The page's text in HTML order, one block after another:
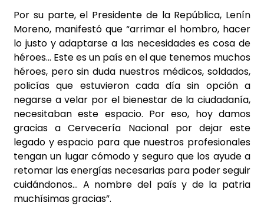
Por su parte, el Presidente de la República, Lenín
Moreno, manifestó que “arrimar el hombro, hacer
lo justo y adaptarse a las necesidades es cosa de
héroes… Este es un país en el que tenemos muchos
héroes, pero sin duda nuestros médicos, soldados,
policías que estuvieron cada día sin opción a
negarse a velar por el bienestar de la ciudadanía,
necesitaban este espacio. Por eso, hoy damos
gracias a Cervecería Nacional por dejar este
legado y espacio para que nuestros profesionales
tengan un lugar cómodo y seguro que los ayude a
retomar las energías necesarias para poder seguir
cuidándonos… A nombre del país y de la patria
muchísimas gracias”.